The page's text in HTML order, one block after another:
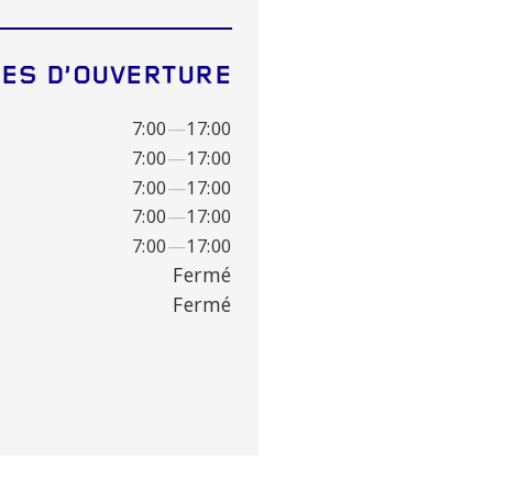
D’OUVERTURE
7:00—17:00
7:00—17:00
7:00—17:00
7:00—17:00
7:00—17:00
Fermé
Fermé